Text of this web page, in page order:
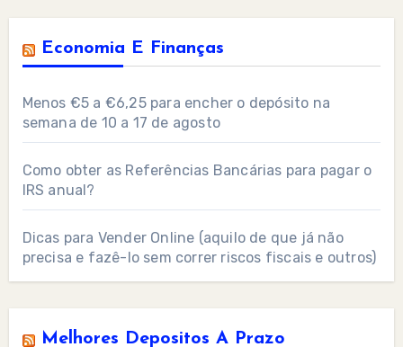
Economia E Finanças
Menos €5 a €6,25 para encher o depósito na
semana de 10 a 17 de agosto
Como obter as Referências Bancárias para pagar o
IRS anual?
Dicas para Vender Online (aquilo de que já não
precisa e fazê-lo sem correr riscos fiscais e outros)
Melhores Depositos A Prazo